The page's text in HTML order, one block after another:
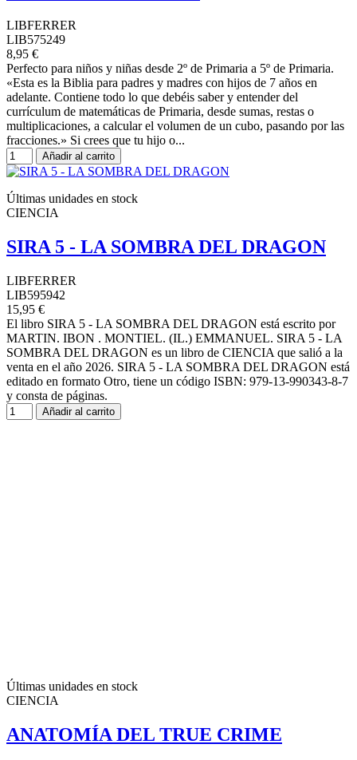
LIBFERRER
LIB575249
8,95 €
Perfecto para niños y niñas desde 2º de Primaria a 5º de Primaria.
«Esta es la Biblia para padres y madres con hijos de 7 años en
adelante. Contiene todo lo que debéis saber y entender del
currículum de matemáticas de Primaria, desde sumas, restas o
multiplicaciones, a calcular el volumen de un cubo, pasando por las
fracciones.» Si crees que tu hijo o...
Añadir al carrito
Últimas unidades en stock
CIENCIA
SIRA 5 - LA SOMBRA DEL DRAGON
LIBFERRER
LIB595942
15,95 €
El libro SIRA 5 - LA SOMBRA DEL DRAGON está escrito por
MARTIN. IBON . MONTIEL. (IL.) EMMANUEL. SIRA 5 - LA
SOMBRA DEL DRAGON es un libro de CIENCIA que salió a la
venta en el año 2026. SIRA 5 - LA SOMBRA DEL DRAGON está
editado en formato Otro, tiene un código ISBN: 979-13-990343-8-7
y consta de páginas.
Añadir al carrito
Últimas unidades en stock
CIENCIA
ANATOMÍA DEL TRUE CRIME